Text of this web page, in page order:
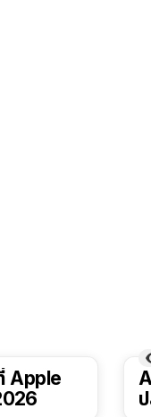
Apple